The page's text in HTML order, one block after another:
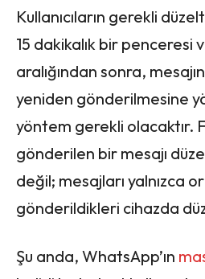
Kullanıcıların gerekli
15 dakikalık bir penceresi
aralığından sonra,
yeniden gönderilmesine
yöntem gerekli olacaktır.
gönderilen bir mesajı
değil; mesajları yalnızca
gönderildikleri cihazda
Şu anda, WhatsApp’ın